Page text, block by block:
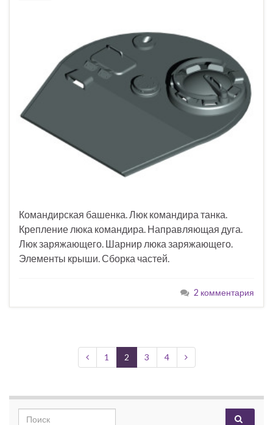
Командирская башенка. Люк командира танка.
Крепление люка командира. Направляющая дуга.
Люк заряжающего. Шарнир люка заряжающего.
Элементы крыши. Сборка частей.
2 комментария
1 2 3 4
Search for: